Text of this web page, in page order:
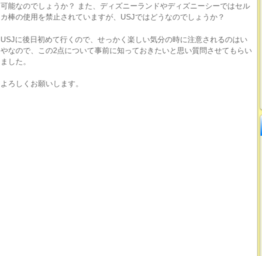
可能なのでしょうか？ また、ディズニーランドやディズニーシーではセル
カ棒の使用を禁止されていますが、USJではどうなのでしょうか？
USJに後日初めて行くので、せっかく楽しい気分の時に注意されるのはい
やなので、この2点について事前に知っておきたいと思い質問させてもらい
ました。
よろしくお願いします。